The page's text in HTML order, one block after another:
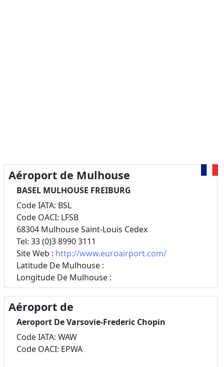
Aéroport de Mulhouse
BASEL MULHOUSE FREIBURG
Code IATA: BSL
Code OACI: LFSB
68304 Mulhouse Saint-Louis Cedex
Tel: 33 (0)3 8990 3111
Site Web : http://www.euroairport.com/
Latitude De Mulhouse :
Longitude De Mulhouse :
Aéroport de
Aeroport De Varsovie-Frederic Chopin
Code IATA: WAW
Code OACI: EPWA